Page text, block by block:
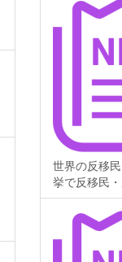
世界の反移
挙で反移民